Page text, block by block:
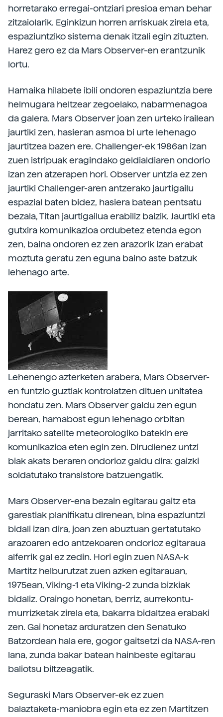
horretarako erregai-ontziari presioa eman behar
zitzaiolarik. Eginkizun horren arriskuak zirela eta,
espaziuntziko sistema denak itzali egin zituzten.
Harez gero ez da Mars Observer-en erantzunik
lortu.
Hamaika hilabete ibili ondoren espaziuntzia bere
helmugara heltzear zegoelako, nabarmenagoa
da galera. Mars Observer joan zen urteko irailean
jaurtiki zen, hasieran asmoa bi urte lehenago
jaurtitzea bazen ere. Challenger-ek 1986an izan
zuen istripuak eragindako geldialdiaren ondorio
izan zen atzerapen hori. Observer untzia ez zen
jaurtiki Challenger-aren antzerako jaurtigailu
espazial baten bidez, hasiera batean pentsatu
bezala, Titan jaurtigailua erabiliz baizik. Jaurtiki eta
gutxira komunikazioa ordubetez etenda egon
zen, baina ondoren ez zen arazorik izan erabat
moztuta geratu zen eguna baino aste batzuk
lehenago arte.
Lehenengo azterketen arabera, Mars Observer-
en funtzio guztiak kontrolatzen dituen unitatea
hondatu zen. Mars Observer galdu zen egun
berean, hamabost egun lehenago orbitan
jarritako satelite meteorologiko batekin ere
komunikazioa eten egin zen. Dirudienez untzi
biak akats beraren ondorioz galdu dira: gaizki
soldatutako transistore batzuengatik.
Mars Observer-ena bezain egitarau gaitz eta
garestiak planifikatu direnean, bina espaziuntzi
bidali izan dira, joan zen abuztuan gertatutako
arazoaren edo antzekoaren ondorioz egitaraua
alferrik gal ez zedin. Hori egin zuen NASA-k
Martitz helburutzat zuen azken egitarauan,
1975ean, Viking-1 eta Viking-2 zunda bizkiak
bidaliz. Oraingo honetan, berriz, aurrekontu-
murrizketak zirela eta, bakarra bidaltzea erabaki
zen. Gai honetaz arduratzen den Senatuko
Batzordean hala ere, gogor gaitsetzi da NASA-ren
lana, zunda bakar batean hainbeste egitarau
baliotsu biltzeagatik.
Seguraski Mars Observer-ek ez zuen
balaztaketa-maniobra egin eta ez zen Martitzen